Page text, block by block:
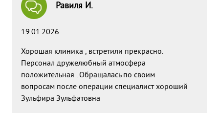
Равиля И.
19.01.2026
Хорошая клиника , встретили прекрасно.
Персонал дружелюбный атмосфера
положительная . Обращалась по своим
вопросам после операции специалист хороший
Зульфира Зульфатовна